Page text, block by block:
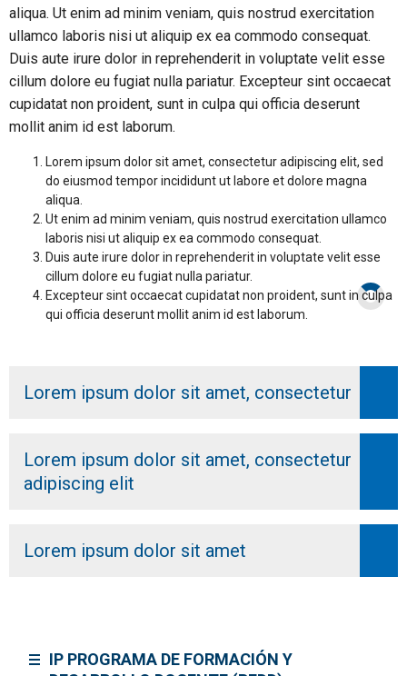
aliqua. Ut enim ad minim veniam, quis nostrud exercitation
ullamco laboris nisi ut aliquip ex ea commodo consequat.
Duis aute irure dolor in reprehenderit in voluptate velit esse
cillum dolore eu fugiat nulla pariatur. Excepteur sint occaecat
cupidatat non proident, sunt in culpa qui officia deserunt
mollit anim id est laborum.
Lorem ipsum dolor sit amet, consectetur adipiscing elit, sed
do eiusmod tempor incididunt ut labore et dolore magna
aliqua.
Ut enim ad minim veniam, quis nostrud exercitation ullamco
laboris nisi ut aliquip ex ea commodo consequat.
Duis aute irure dolor in reprehenderit in voluptate velit esse
cillum dolore eu fugiat nulla pariatur.
Excepteur sint occaecat cupidatat non proident, sunt in culpa
qui officia deserunt mollit anim id est laborum.
Lorem ipsum dolor sit amet, consectetur
Lorem ipsum dolor sit amet, consectetur
adipiscing elit
Lorem ipsum dolor sit amet
IP PROGRAMA DE FORMACIÓN Y